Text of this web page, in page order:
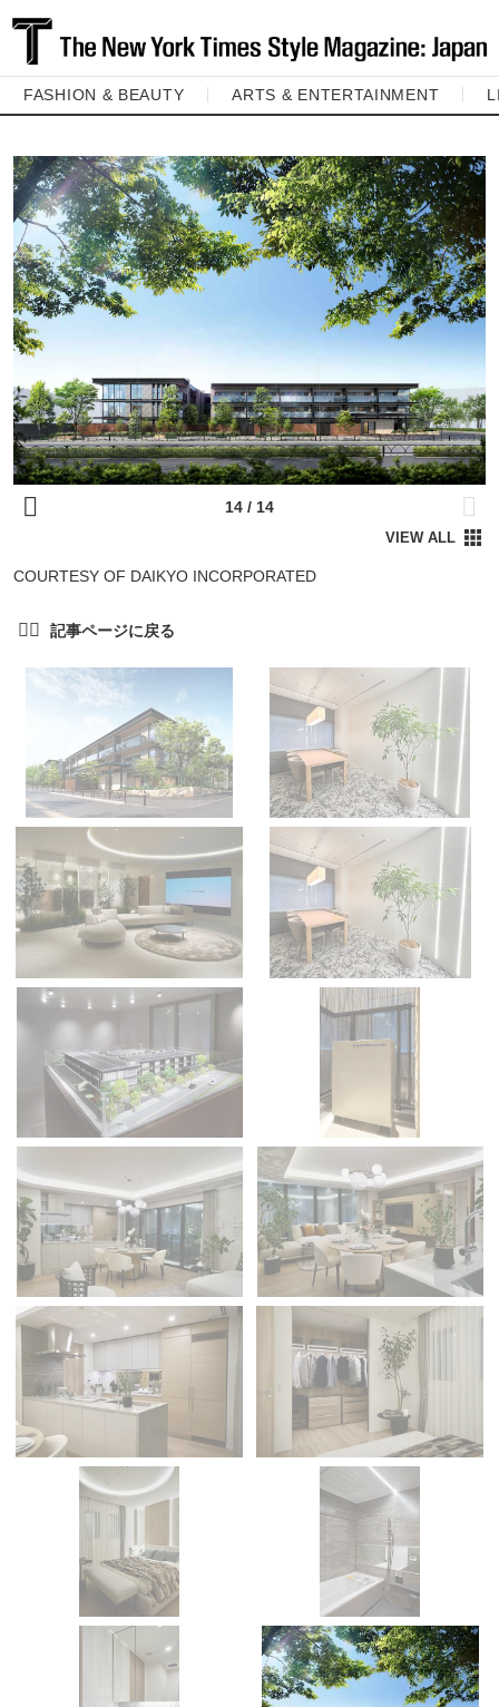
FASHION & BEAUTY ARTS & ENTERTAINMENT
COURTESY OF DAIKYO INCORPORATED